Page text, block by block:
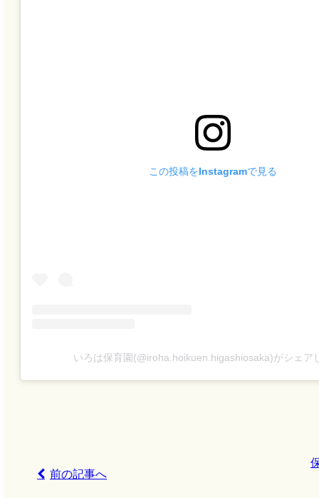
この投稿をInstagramで見る
いろは保育園(@iroha.hoikuen.higashiosaka)がシェア
前の記事へ